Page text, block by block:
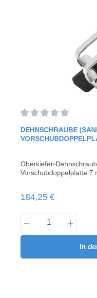
DEHNSCHRAUBE
Oberkiefer-DehnschraubeSander II
Regulärer Preis:
184,25 €
Produkt
In